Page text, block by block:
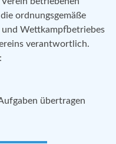
ordnungsgemäße
Wettkampfbetriebes
verantwortlich.
übertragen